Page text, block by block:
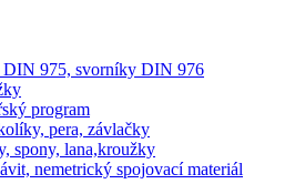
DIN 975, svorníky DIN 976
program
pera, závlačky
spony, lana,kroužky
nemetrický spojovací materiál